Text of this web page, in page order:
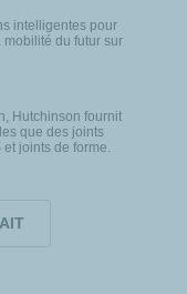
intelligentes pour
du futur sur
Hutchinson fournit
que des joints
joints de forme.